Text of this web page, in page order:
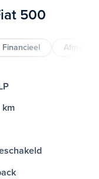
500
Financieel
km